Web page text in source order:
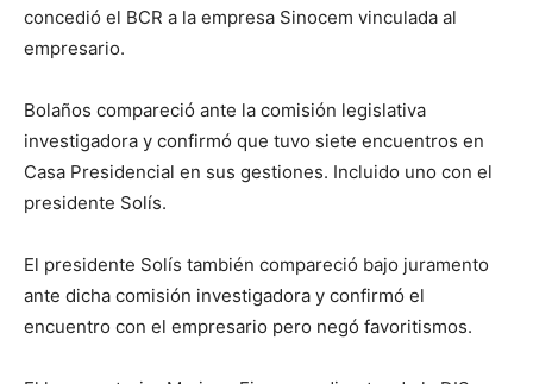
concedió el BCR a la empresa Sinocem vinculada al
empresario.
Bolaños compareció ante la comisión legislativa
investigadora y confirmó que tuvo siete encuentros en
Casa Presidencial en sus gestiones. Incluido uno con el
presidente Solís.
El presidente Solís también compareció bajo juramento
ante dicha comisión investigadora y confirmó el
encuentro con el empresario pero negó favoritismos.